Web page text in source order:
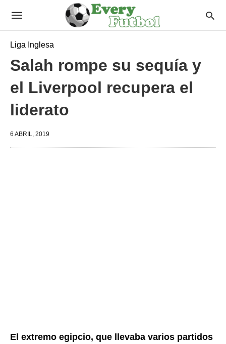
Liga Inglesa
Salah rompe su sequía y
el Liverpool recupera el
liderato
6 ABRIL, 2019
El extremo egipcio, que llevaba varios partidos